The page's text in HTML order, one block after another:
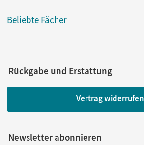
Beliebte Fächer
Rückgabe und Erstattung
Vertrag widerrufen
Newsletter abonnieren